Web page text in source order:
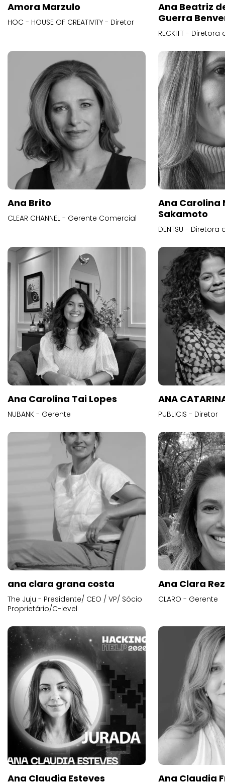
Amora Marzulo
HOC - HOUSE OF CREATIVITY - Diretor
Ana Beatriz
Guerra
RECKITT -
Ana Brito
CLEAR CHANNEL - Gerente Comercial
Ana Carolina
Sakamoto
DENTSU -
Ana Carolina Tai Lopes
NUBANK - Gerente
ANA
PUBLICIS - Diretor
ana clara grana costa
The Juju - Presidente/ CEO / VP/ Sócio
Proprietário/C-level
Ana Clara
CLARO - Gerente
Ana Claudia Esteves
Ana Claudia